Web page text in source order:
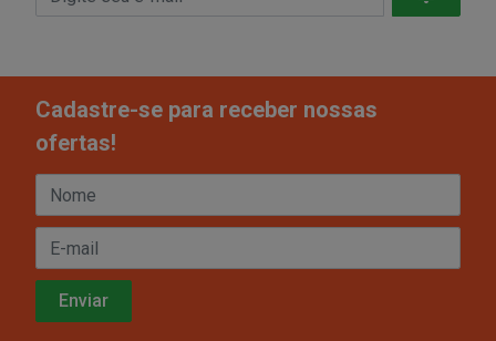
Cadastre-se para receber nossas
ofertas!